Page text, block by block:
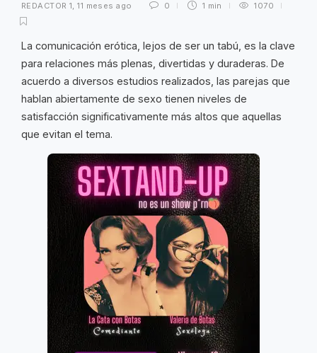
REDACTOR 1,11 meses ago 0 1 min 1070
La comunicación erótica, lejos de ser un tabú, es la clave
para relaciones más plenas, divertidas y duraderas. De
acuerdo a diversos estudios realizados, las parejas que
hablan abiertamente de sexo tienen niveles de
satisfacción significativamente más altos que aquellas
que evitan el tema.